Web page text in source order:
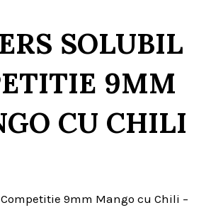
SOLUBIL
9MM
CU CHILI
9mm Mango cu Chili –